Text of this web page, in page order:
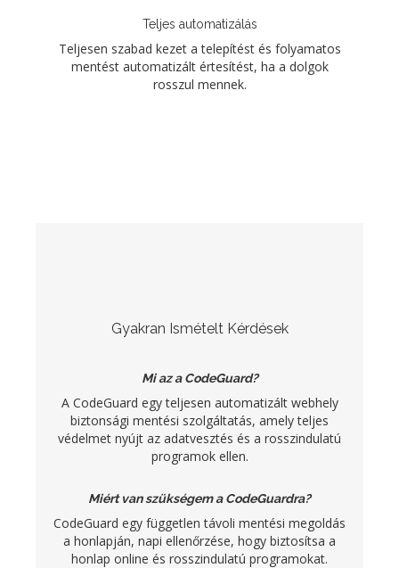
Teljes automatizálás
Teljesen szabad kezet a telepítést és folyamatos
mentést automatizált értesítést, ha a dolgok
rosszul mennek.
Gyakran Ismételt Kérdések
Mi az a CodeGuard?
A CodeGuard egy teljesen automatizált webhely
biztonsági mentési szolgáltatás, amely teljes
védelmet nyújt az adatvesztés és a rosszindulatú
programok ellen.
Miért van szükségem a CodeGuardra?
CodeGuard egy független távoli mentési megoldás
a honlapján, napi ellenőrzése, hogy biztosítsa a
honlap online és rosszindulatú programokat.